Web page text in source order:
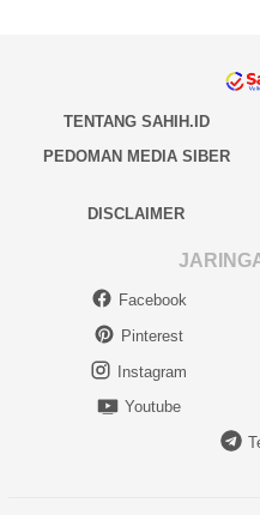
TENTANG SAHIH.ID
PEDOMAN MEDIA SIBER
DISCLAIMER
Facebook
Pinterest
Instagram
Youtube